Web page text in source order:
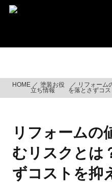
ス
ッ
HOME 塗装お役
立ち情報
リフォーム
を落とさずコ
リフォームの
むリスクとは
ずコストを抑